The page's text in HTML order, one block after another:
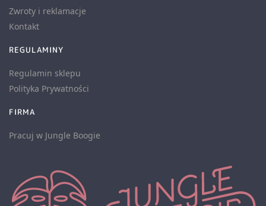
Zwroty i reklamacje
Kontakt
REGULAMINY
Regulamin sklepu
Polityka Prywatności
FIRMA
Pracuj w Jungle Boogie